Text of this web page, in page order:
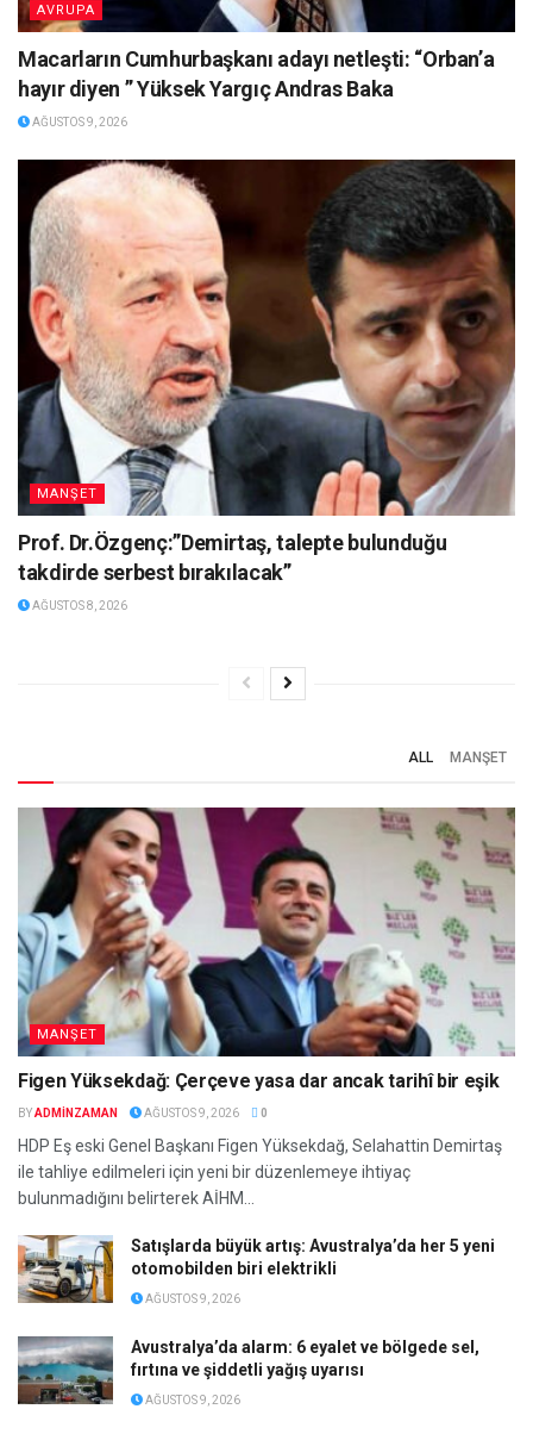
AVRUPA
Macarların Cumhurbaşkanı adayı netleşti: “Orban’a
hayır diyen ” Yüksek Yargıç Andras Baka
AĞUSTOS 9, 2026
MANŞET
Prof. Dr.Özgenç:”Demirtaş, talepte bulunduğu
takdirde serbest bırakılacak”
AĞUSTOS 8, 2026
ALL MANŞET
MANŞET
Figen Yüksekdağ: Çerçeve yasa dar ancak tarihî bir eşik
BYADMINZAMAN AĞUSTOS 9, 2026 0
HDP Eş eski Genel Başkanı Figen Yüksekdağ, Selahattin Demirtaş
ile tahliye edilmeleri için yeni bir düzenlemeye ihtiyaç
bulunmadığını belirterek AİHM...
Satışlarda büyük artış: Avustralya’da her 5 yeni
otomobilden biri elektrikli
AĞUSTOS 9, 2026
Avustralya’da alarm: 6 eyalet ve bölgede sel,
fırtına ve şiddetli yağış uyarısı
AĞUSTOS 9, 2026